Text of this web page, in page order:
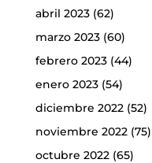
abril 2023(62)
marzo 2023(60)
febrero 2023(44)
enero 2023(54)
diciembre 2022(52)
noviembre 2022(75)
octubre 2022(65)